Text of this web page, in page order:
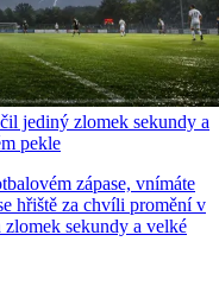
jediný zlomek sekundy a
pekle
zápase, vnímáte
hřiště za chvíli promění v
zlomek sekundy a velké